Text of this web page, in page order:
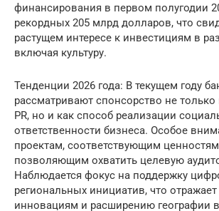
финансирования в первом полугодии
рекордных 205 млрд долларов, что
растущем интересе к инвестициям в
включая культуру.
Тенденции 2026 года: В текущем году
рассматривают спонсорство не только
PR, но и как способ реализации
ответственности бизнеса. Особое
проектам, соответствующим
позволяющим охватить целевую
Наблюдается фокус на поддержку
региональных инициатив, что
инновациям и расширению географии